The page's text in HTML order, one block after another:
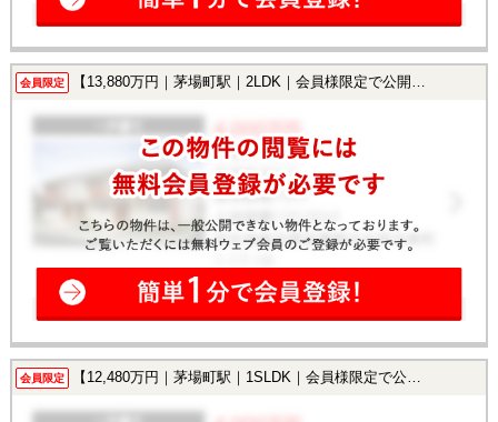
会員限定 【13,880万円｜茅場町駅｜2LDK｜会員様限定で公開中！】
会員限定 【12,480万円｜茅場町駅｜1SLDK｜会員様限定で公開中！】